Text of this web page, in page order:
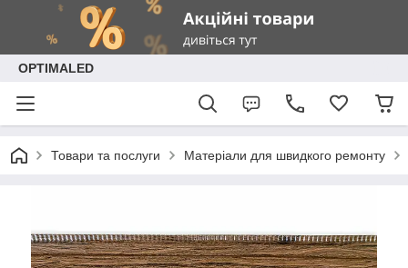
OPTIMALED
Товари та послуги Матеріали для швидкого ремонту